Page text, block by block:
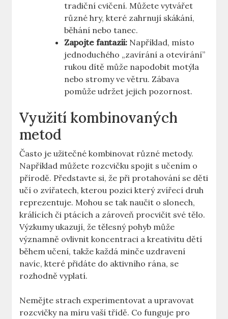
tradiční cvičení. Můžete vytvářet
různé hry, které zahrnují skákání,
běhání nebo tanec.
Zapojte fantazii: Například, místo
jednoduchého „zavírání a otevírání”
rukou dítě může napodobit motýla
nebo stromy ve větru. Zábava
pomůže udržet jejich pozornost.
Využití kombinovaných
metod
Často je užitečné kombinovat různé metody.
Například můžete rozcvičku spojit s učením o
přírodě. Představte si, že při protahování se děti
učí o zvířatech, kterou pozici který zvířecí druh
reprezentuje. Mohou se tak naučit o slonech,
králících či ptácích a zároveň procvičit své tělo.
Výzkumy ukazují, že tělesný pohyb může
významně ovlivnit koncentraci a kreativitu dětí
během učení, takže každá minče uzdravení
navíc, které přidáte do aktivního rána, se
rozhodně vyplatí.
Nemějte strach experimentovat a upravovat
rozcvičky na míru vaší třídě. Co funguje pro